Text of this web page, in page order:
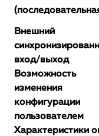
Внешний
вход/выход
Возможность
изменения
конфигурации
пользователем
Характеристики